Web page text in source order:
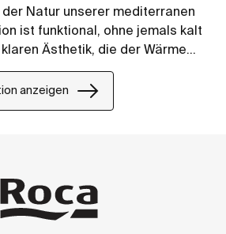
Natur unserer mediterranen
ist funktional, ohne jemals kalt
Ästhetik, die der Wärme
die die Kraft ruhiger
anzeigen